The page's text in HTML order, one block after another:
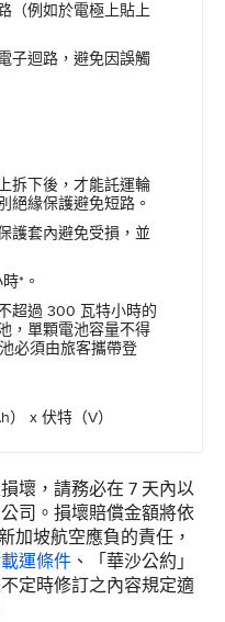
（例如於電極上貼上
子迴路，避免因誤觸
拆下後，才能託運輪
絕緣保護避免短路。
護套內避免受損，並
*。
超過 300 瓦特小時的
，單顆電池容量不得
必須由旅客攜帶登
x 伏特（V）
壞，請務必在 7 天內以
司。損壞賠償金額將依
加坡航空應負的責任，
運條件 、「華沙公約」
定時修訂之內容規定適